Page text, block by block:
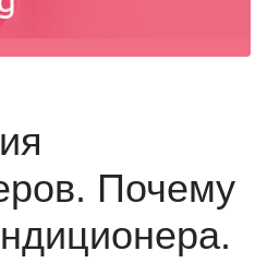
Почему